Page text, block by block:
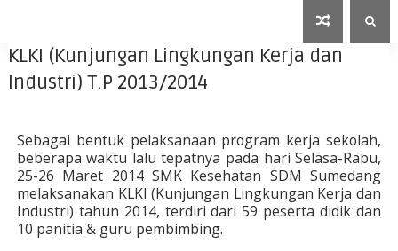
KLKI (Kunjungan Lingkungan Kerja dan
Industri) T.P 2013/2014
Sebagai bentuk pelaksanaan program kerja sekolah,
beberapa waktu lalu tepatnya pada hari Selasa-Rabu,
25-26 Maret 2014 SMK Kesehatan SDM Sumedang
melaksanakan KLKI (Kunjungan Lingkungan Kerja dan
Industri) tahun 2014, terdiri dari 59 peserta didik dan
10 panitia & guru pembimbing.